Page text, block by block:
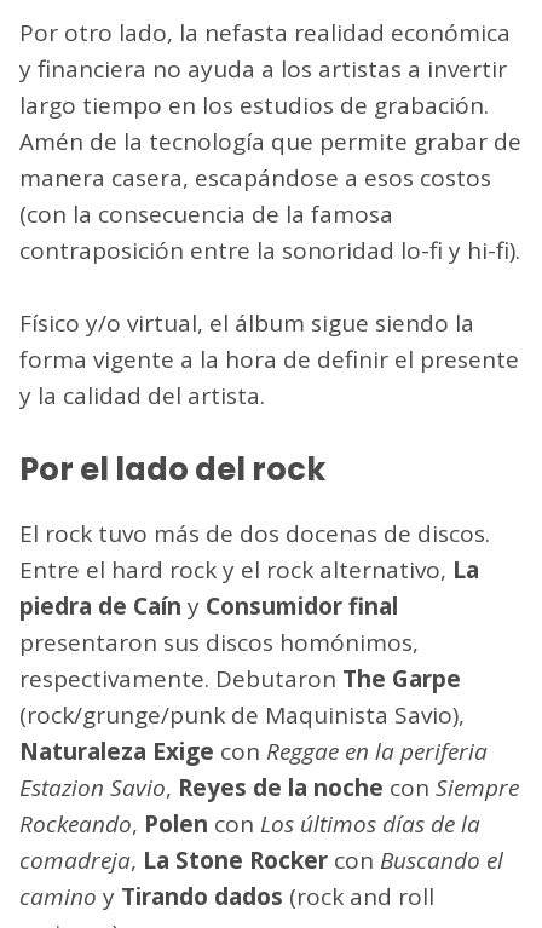
Por otro lado, la nefasta realidad económica
y financiera no ayuda a los artistas a invertir
largo tiempo en los estudios de grabación.
Amén de la tecnología que permite grabar de
manera casera, escapándose a esos costos
(con la consecuencia de la famosa
contraposición entre la sonoridad lo-fi y hi-fi).
Físico y/o virtual, el álbum sigue siendo la
forma vigente a la hora de definir el presente
y la calidad del artista.
Por el lado del rock
El rock tuvo más de dos docenas de discos.
Entre el hard rock y el rock alternativo, La
piedra de Caín y Consumidor final
presentaron sus discos homónimos,
respectivamente. Debutaron The Garpe
(rock/grunge/punk de Maquinista Savio),
Naturaleza Exige con Reggae en la periferia
Estazion Savio, Reyes de la noche con Siempre
Rockeando, Polen con Los últimos días de la
comadreja, La Stone Rocker con Buscando el
camino y Tirando dados (rock and roll